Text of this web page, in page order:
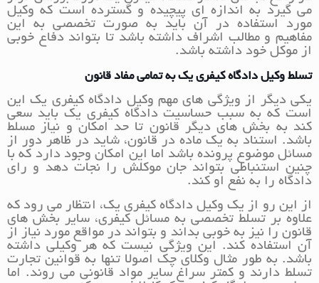
می گیرد به اندازه ای پیچیده و گسترده است که وکیل
مورد استفاده در آن باید به صورت تخصصی به این
مفاهیم و مطالب اشراف داشته باشد تا بتواند دفاع خوبی
از موکل خود داشته باشد.
تسلط وکیل دادگاه کیفری یک به تمامی مفاد قانون
یکی دیگر از ویژگی های مهم وکیل دادگاه کیفری یک این
است که به سبب حساسیت دادگاه کیفری یک باید سعی
کند به بخش های دیگر قانون تا حد امکان و نیاز مسلط
باشد. استناد به یک ماده در قانون، شاید در ظاهر دور از
مسائل موضوع پرونده باشد اما این امکان وجود دارد که با
چنین استنباطی بتواند جان موکلش را نجات دهد و رای
دادگاه را به نفع او کند.
از این رو از یک وکیل دادگاه کیفری یک، انتظار می رود که
علاوه بر تسلط تخصصی به مسائل کیفری، سایر بخش های
قانون را نیز به خوبی بداند و بتواند در مواقع مورد نیاز از
آن استفاده کند. این ویژگی نیست که هر وکیلی داشته
باشد. به طور مثال وکلای چک اصولا تنها به قوانین تجارت
تسلط دارند و کمتر سراغ سایر مواد قانونی می روند. اما